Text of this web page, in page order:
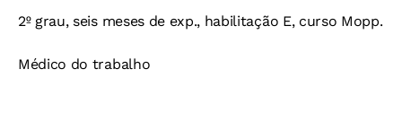
2º grau, seis meses de exp., habilitação E, curso Mopp.
Médico do trabalho